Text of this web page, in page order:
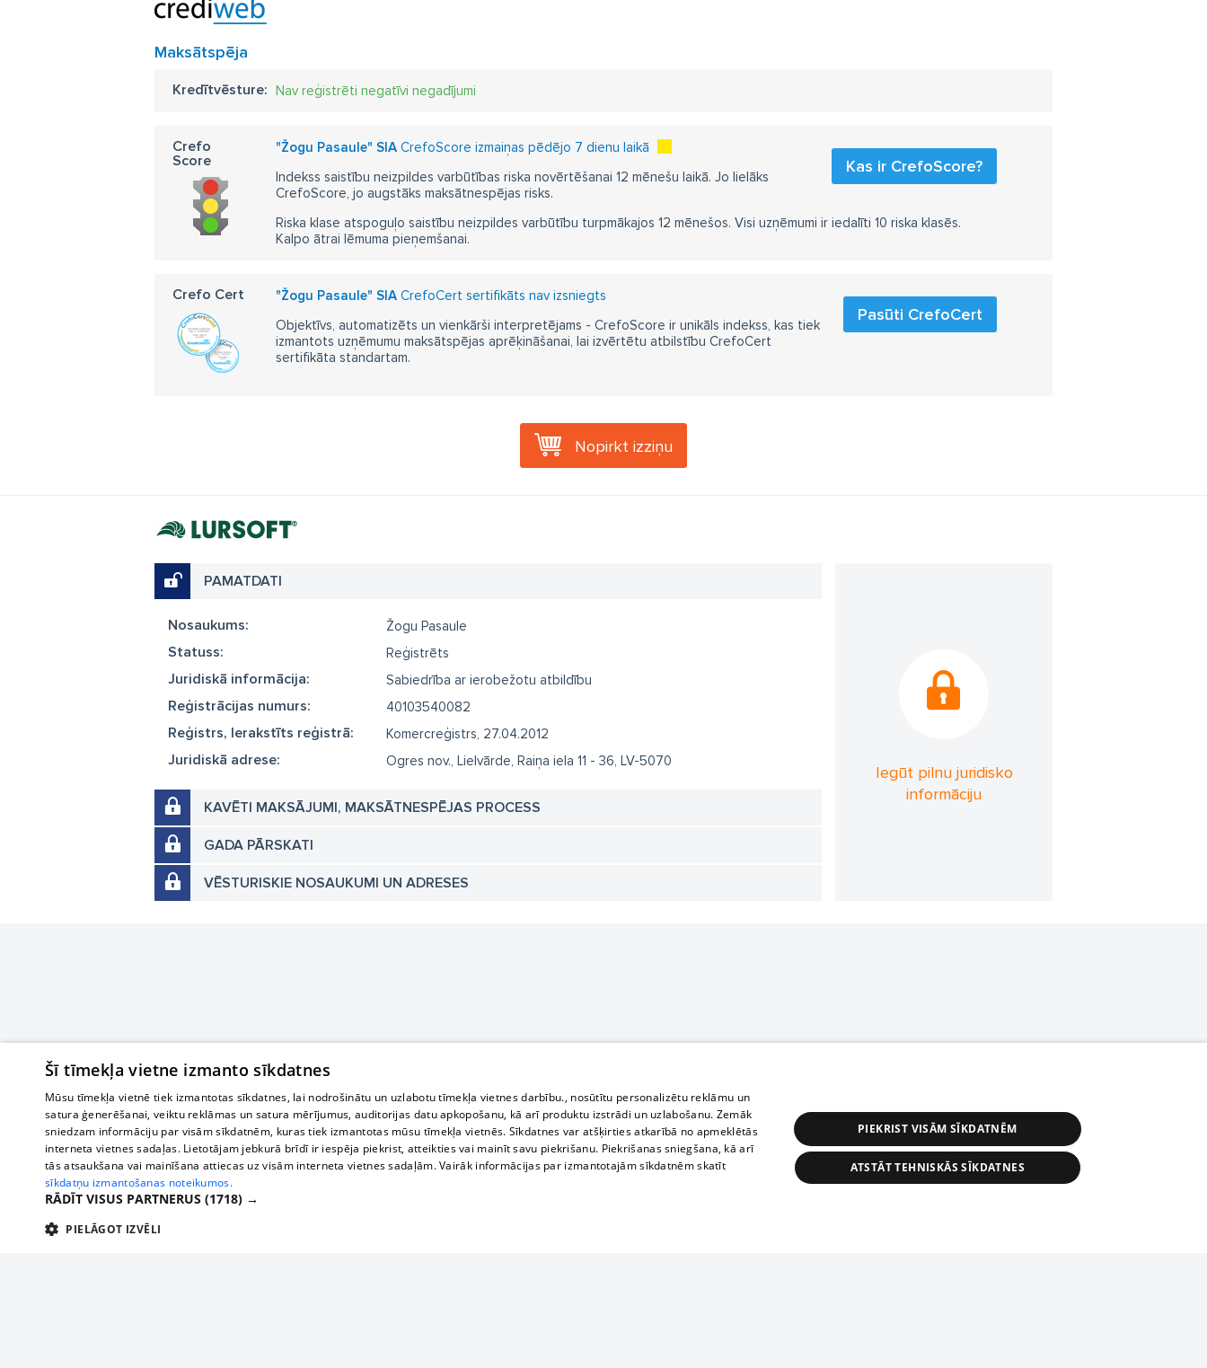
Maksātspēja
Kredītvēsture: Nav reģistrēti negatīvi negadījumi
Crefo
Score
"Žogu Pasaule" SIA CrefoScore izmaiņas pēdējo 7 dienu laikā
Kas ir CrefoScore?
Indekss saistību neizpildes varbūtības riska novērtēšanai 12 mēnešu laikā. Jo lielāks
CrefoScore, jo augstāks maksātnespējas risks.
Riska klase atspoguļo saistību neizpildes varbūtību turpmākajos 12 mēnešos. Visi uzņēmumi ir iedalīti 10 riska klasēs.
Kalpo ātrai lēmuma pieņemšanai.
Crefo Cert "Žogu Pasaule" SIA CrefoCert sertifikāts nav izsniegts
Pasūti CrefoCert
Objektīvs, automatizēts un vienkārši interpretējams - CrefoScore ir unikāls indekss, kas tiek
izmantots uzņēmumu maksātspējas aprēķināšanai, lai izvērtētu atbilstību CrefoCert
sertifikāta standartam.
Nopirkt izziņu
PAMATDATI
Nosaukums: Žogu Pasaule
Statuss: Reģistrēts
Juridiskā informācija: Sabiedrība ar ierobežotu atbildību
Reģistrācijas numurs: 40103540082
Reģistrs, Ierakstīts reģistrā: Komercreģistrs, 27.04.2012
Juridiskā adrese: Ogres nov., Lielvārde, Raiņa iela 11 - 36, LV-5070
KAVĒTI MAKSĀJUMI, MAKSĀTNESPĒJAS PROCESS
GADA PĀRSKATI
VĒSTURISKIE NOSAUKUMI UN ADRESES
Iegūt pilnu juridisko
informāciju
Šī tīmekļa vietne izmanto sīkdatnes
Mūsu tīmekļa vietnē tiek izmantotas sīkdatnes, lai nodrošinātu un uzlabotu tīmekļa vietnes darbību., nosūtītu personalizētu reklāmu un
satura ģenerēšanai, veiktu reklāmas un satura mērījumus, auditorijas datu apkopošanu, kā arī produktu izstrādi un uzlabošanu. Zemāk
sniedzam informāciju par visām sīkdatnēm, kuras tiek izmantotas mūsu tīmekļa vietnēs. Sīkdatnes var atšķirties atkarībā no apmeklētās
interneta vietnes sadaļas. Lietotājam jebkurā brīdī ir iespēja piekrist, atteikties vai mainīt savu piekrišanu. Piekrišanas sniegšana, kā arī
tās atsaukšana vai mainīšana attiecas uz visām interneta vietnes sadaļām. Vairāk informācijas par izmantotajām sīkdatnēm skatīt
sīkdatņu izmantošanas noteikumos.
RĀDĪT VISUS PARTNERUS (1718) →
PIELĀGOT IZVĒLI
PIEKRIST VISĀM SĪKDATNĒM
ATSTĀT TEHNISKĀS SĪKDATNES